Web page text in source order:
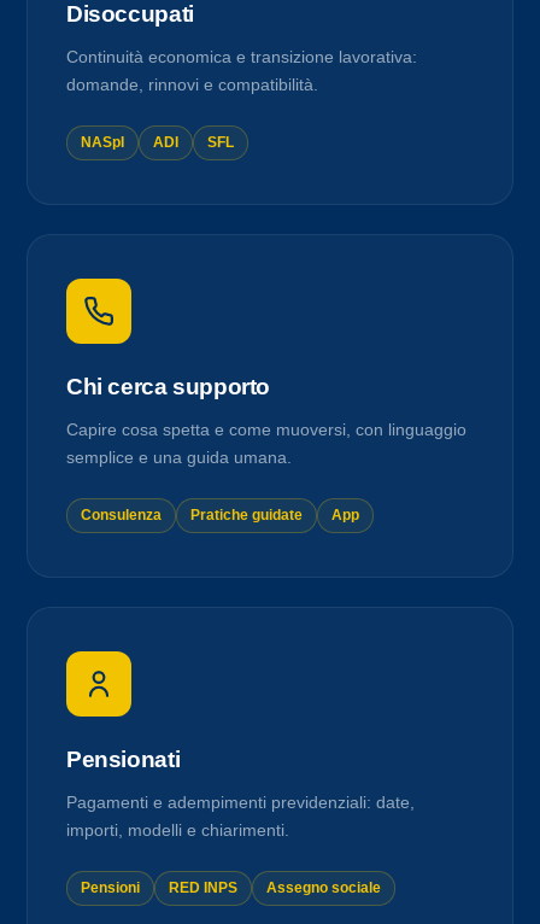
Disoccupati
Continuità economica e transizione lavorativa:
domande, rinnovi e compatibilità.
NASpI ADI SFL
Chi cerca supporto
Capire cosa spetta e come muoversi, con linguaggio
semplice e una guida umana.
Consulenza Pratiche guidate App
Pensionati
Pagamenti e adempimenti previdenziali: date,
importi, modelli e chiarimenti.
Pensioni RED INPS Assegno sociale